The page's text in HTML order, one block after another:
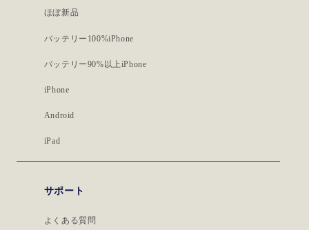
ほぼ新品
バッテリー100%iPhone
バッテリー90%以上iPhone
iPhone
Android
iPad
サポート
よくある質問